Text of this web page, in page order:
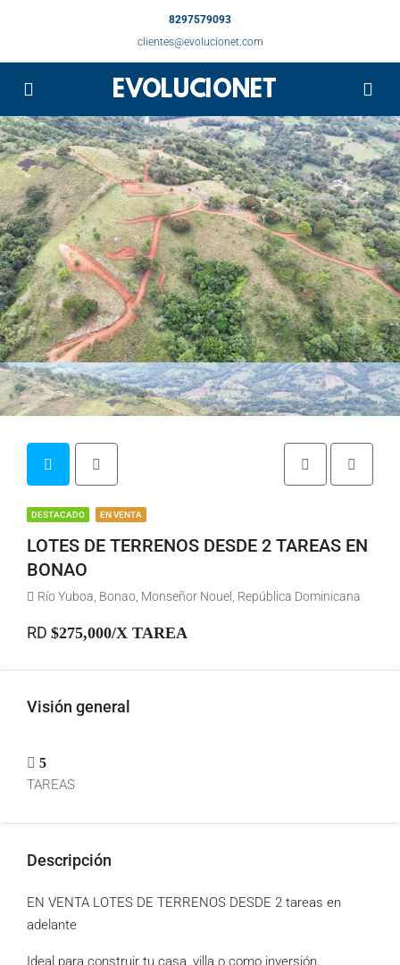
8297579093
clientes@evolucionet.com
DESTACADO EN VENTA
LOTES DE TERRENOS DESDE 2 TAREAS EN
BONAO
Río Yuboa, Bonao, Monseñor Nouel, República Dominicana
RD $275,000/X TAREA
Visión general
5
TAREAS
Descripción
EN VENTA LOTES DE TERRENOS DESDE 2 tareas en
adelante
Ideal para construir tu casa, villa o como inversión.